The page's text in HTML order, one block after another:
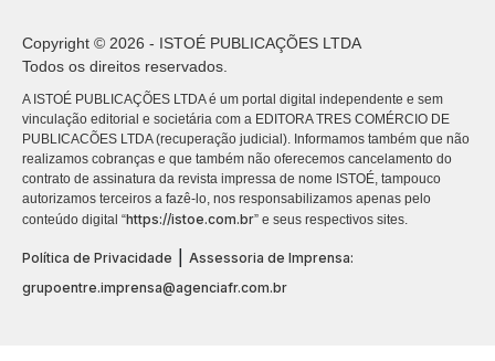
Copyright © 2026 - ISTOÉ PUBLICAÇÕES LTDA
Todos os direitos reservados.
A ISTOÉ PUBLICAÇÕES LTDA é um portal digital independente e sem
vinculação editorial e societária com a EDITORA TRES COMÉRCIO DE
PUBLICACÕES LTDA (recuperação judicial). Informamos também que não
realizamos cobranças e que também não oferecemos cancelamento do
contrato de assinatura da revista impressa de nome ISTOÉ, tampouco
autorizamos terceiros a fazê-lo, nos responsabilizamos apenas pelo
conteúdo digital “https://istoe.com.br” e seus respectivos sites.
Política de Privacidade
Assessoria de Imprensa:
grupoentre.imprensa@agenciafr.com.br